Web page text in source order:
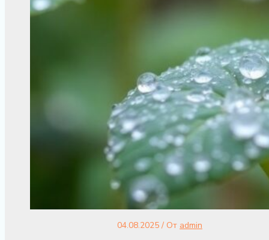
04.08.2025 / От admin